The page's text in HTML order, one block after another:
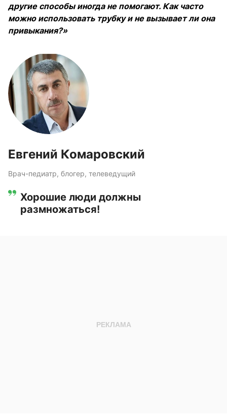
другие способы иногда не помогают. Как часто
можно использовать трубку и не вызывает ли она
привыкания?»
Евгений Комаровский
Врач-педиатр, блогер, телеведущий
Хорошие люди должны
размножаться!